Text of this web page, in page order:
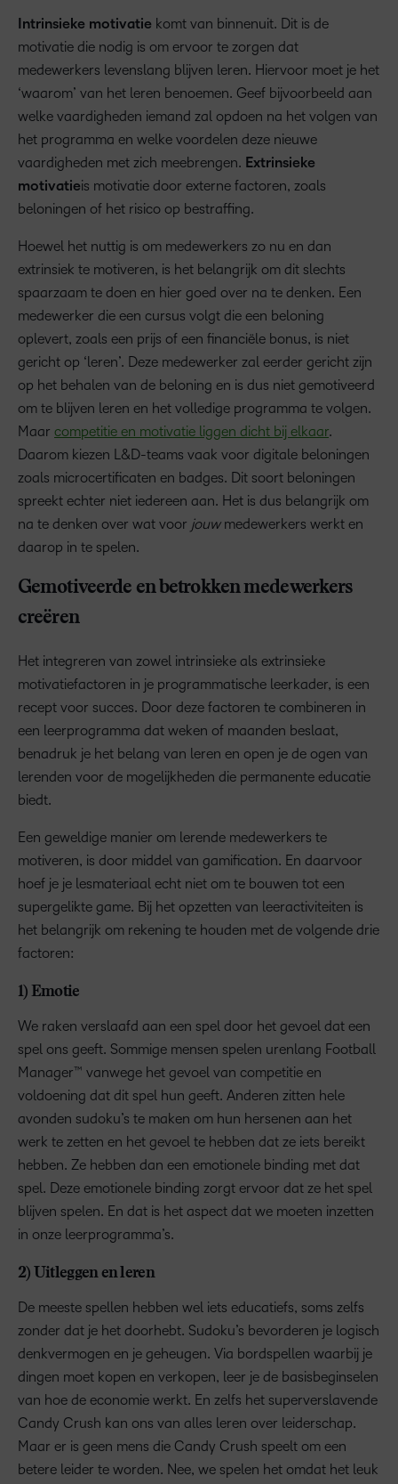
Intrinsieke motivatie komt van binnenuit. Dit is de
motivatie die nodig is om ervoor te zorgen dat
medewerkers levenslang blijven leren. Hiervoor moet je het
‘waarom’ van het leren benoemen. Geef bijvoorbeeld aan
welke vaardigheden iemand zal opdoen na het volgen van
het programma en welke voordelen deze nieuwe
vaardigheden met zich meebrengen. Extrinsieke
motivatieis motivatie door externe factoren, zoals
beloningen of het risico op bestraffing.
Hoewel het nuttig is om medewerkers zo nu en dan
extrinsiek te motiveren, is het belangrijk om dit slechts
spaarzaam te doen en hier goed over na te denken. Een
medewerker die een cursus volgt die een beloning
oplevert, zoals een prijs of een financiële bonus, is niet
gericht op ‘leren’. Deze medewerker zal eerder gericht zijn
op het behalen van de beloning en is dus niet gemotiveerd
om te blijven leren en het volledige programma te volgen.
Maar competitie en motivatie liggen dicht bij elkaar.
Daarom kiezen L&D-teams vaak voor digitale beloningen
zoals microcertificaten en badges. Dit soort beloningen
spreekt echter niet iedereen aan. Het is dus belangrijk om
na te denken over wat voor jouwmedewerkers werkt en
daarop in te spelen.
Gemotiveerde en betrokken medewerkers
creëren
Het integreren van zowel intrinsieke als extrinsieke
motivatiefactoren in je programmatische leerkader, is een
recept voor succes. Door deze factoren te combineren in
een leerprogramma dat weken of maanden beslaat,
benadruk je het belang van leren en open je de ogen van
lerenden voor de mogelijkheden die permanente educatie
biedt.
Een geweldige manier om lerende medewerkers te
motiveren, is door middel van gamification. En daarvoor
hoef je je lesmateriaal echt niet om te bouwen tot een
supergelikte game. Bij het opzetten van leeractiviteiten is
het belangrijk om rekening te houden met de volgende drie
factoren:
1) Emotie
We raken verslaafd aan een spel door het gevoel dat een
spel ons geeft. Sommige mensen spelen urenlang Football
Manager™ vanwege het gevoel van competitie en
voldoening dat dit spel hun geeft. Anderen zitten hele
avonden sudoku’s te maken om hun hersenen aan het
werk te zetten en het gevoel te hebben dat ze iets bereikt
hebben. Ze hebben dan een emotionele binding met dat
spel. Deze emotionele binding zorgt ervoor dat ze het spel
blijven spelen. En dat is het aspect dat we moeten inzetten
in onze leerprogramma’s.
2) Uitleggen en leren
De meeste spellen hebben wel iets educatiefs, soms zelfs
zonder dat je het doorhebt. Sudoku’s bevorderen je logisch
denkvermogen en je geheugen. Via bordspellen waarbij je
dingen moet kopen en verkopen, leer je de basisbeginselen
van hoe de economie werkt. En zelfs het superverslavende
Candy Crush kan ons van alles leren over leiderschap.
Maar er is geen mens die Candy Crush speelt om een
betere leider te worden. Nee, we spelen het omdat het leuk